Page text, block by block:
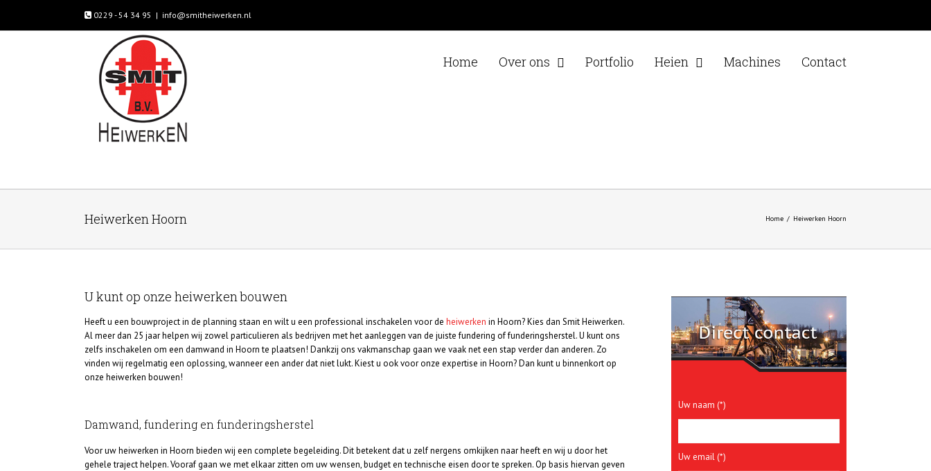
0229 - 54 34 95 | info@smitheiwerken.nl
Home Over ons Portfolio Heien Machines Contact
Heiwerken Hoorn Home / Heiwerken Hoorn
U kunt op onze heiwerken bouwen
Heeft u een bouwproject in de planning staan en wilt u een professional inschakelen voor de heiwerken in Hoorn? Kies dan Smit Heiwerken.
Al meer dan 25 jaar helpen wij zowel particulieren als bedrijven met het aanleggen van de juiste fundering of funderingsherstel. U kunt ons
zelfs inschakelen om een damwand in Hoorn te plaatsen! Dankzij ons vakmanschap gaan we vaak net een stap verder dan anderen. Zo
vinden wij regelmatig een oplossing, wanneer een ander dat niet lukt. Kiest u ook voor onze expertise in Hoorn? Dan kunt u binnenkort op
onze heiwerken bouwen!
Damwand, fundering en funderingsherstel
Voor uw heiwerken in Hoorn bieden wij een complete begeleiding. Dit betekent dat u zelf nergens omkijken naar heeft en wij u door het
gehele traject helpen. Vooraf gaan we met elkaar zitten om uw wensen, budget en technische eisen door te spreken. Op basis hiervan geven
Uw naam (*)
Uw email (*)